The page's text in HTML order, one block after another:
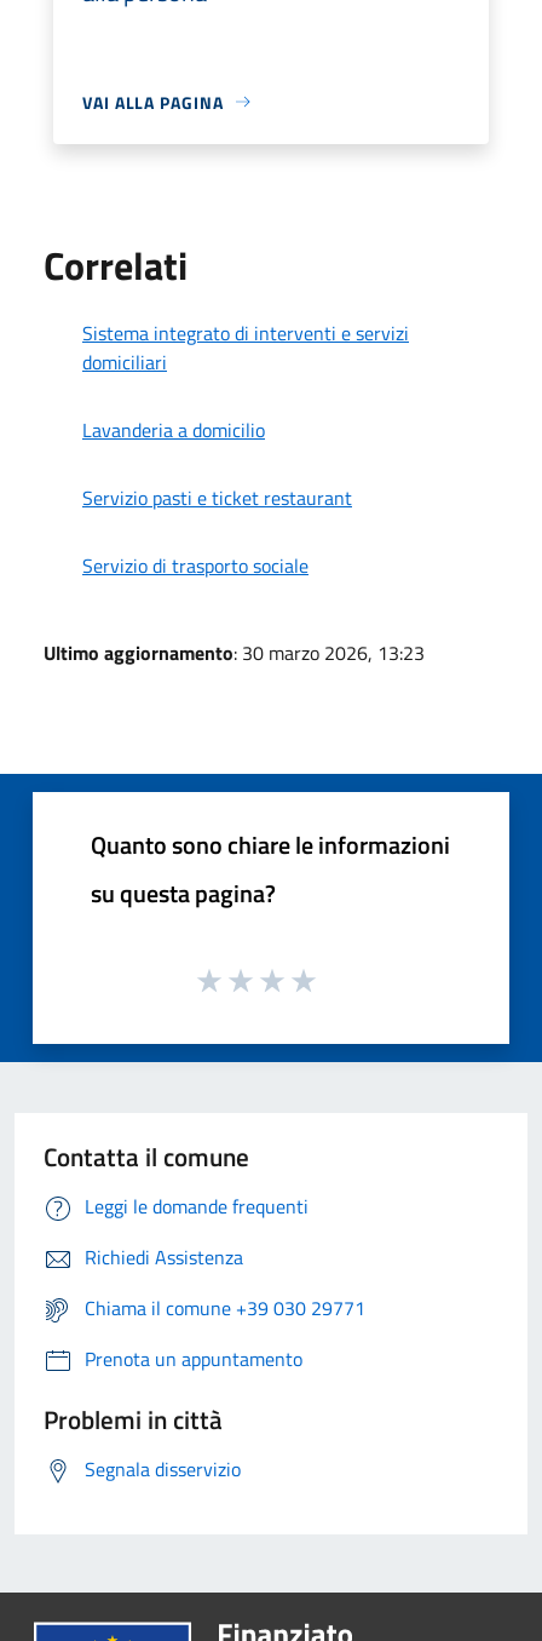
VAI ALLA PAGINA
Correlati
Sistema integrato di interventi e servizi
domiciliari
Lavanderia a domicilio
Servizio pasti e ticket restaurant
Servizio di trasporto sociale
Ultimo aggiornamento: 30 marzo 2026, 13:23
Quanto sono chiare le informazioni
su questa pagina?
Contatta il comune
Leggi le domande frequenti
Richiedi Assistenza
Chiama il comune +39 030 29771
Prenota un appuntamento
Problemi in città
Segnala disservizio